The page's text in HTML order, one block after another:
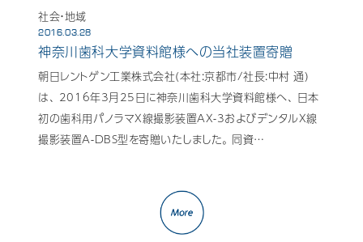
社会・地域
2016.03.28
神奈川歯科大学資料館様への当社装置寄贈
朝日レントゲン工業株式会社(本社:京都市/社長:中村 通)
は、 2016年3月25日に神奈川歯科大学資料館様へ、 日本
初の歯科用パノラマX線撮影装置AX-3およびデンタルX線
撮影装置A-DBS型を寄贈いたしました。 同資…